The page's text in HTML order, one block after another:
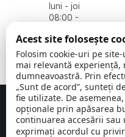
luni - joi
08:00 -
vineri
08:00 -
14:00
Concept realizat deBig
Acest site folosește
Folosim cookie-uri pe
mai relevantă
dumneavoastră. Prin
„Sunt de acord”, sunteți
fie utilizate. De
opționale prin apăsarea
continuarea accesării
exprimați acordul cu